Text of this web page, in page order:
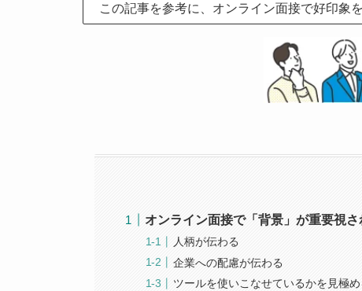
この記事を参考に、オンライン面接で好印象
オンライン面接で「背景」が重要視さ
人柄が伝わる
企業への配慮が伝わる
ツールを使いこなせているかを見極め